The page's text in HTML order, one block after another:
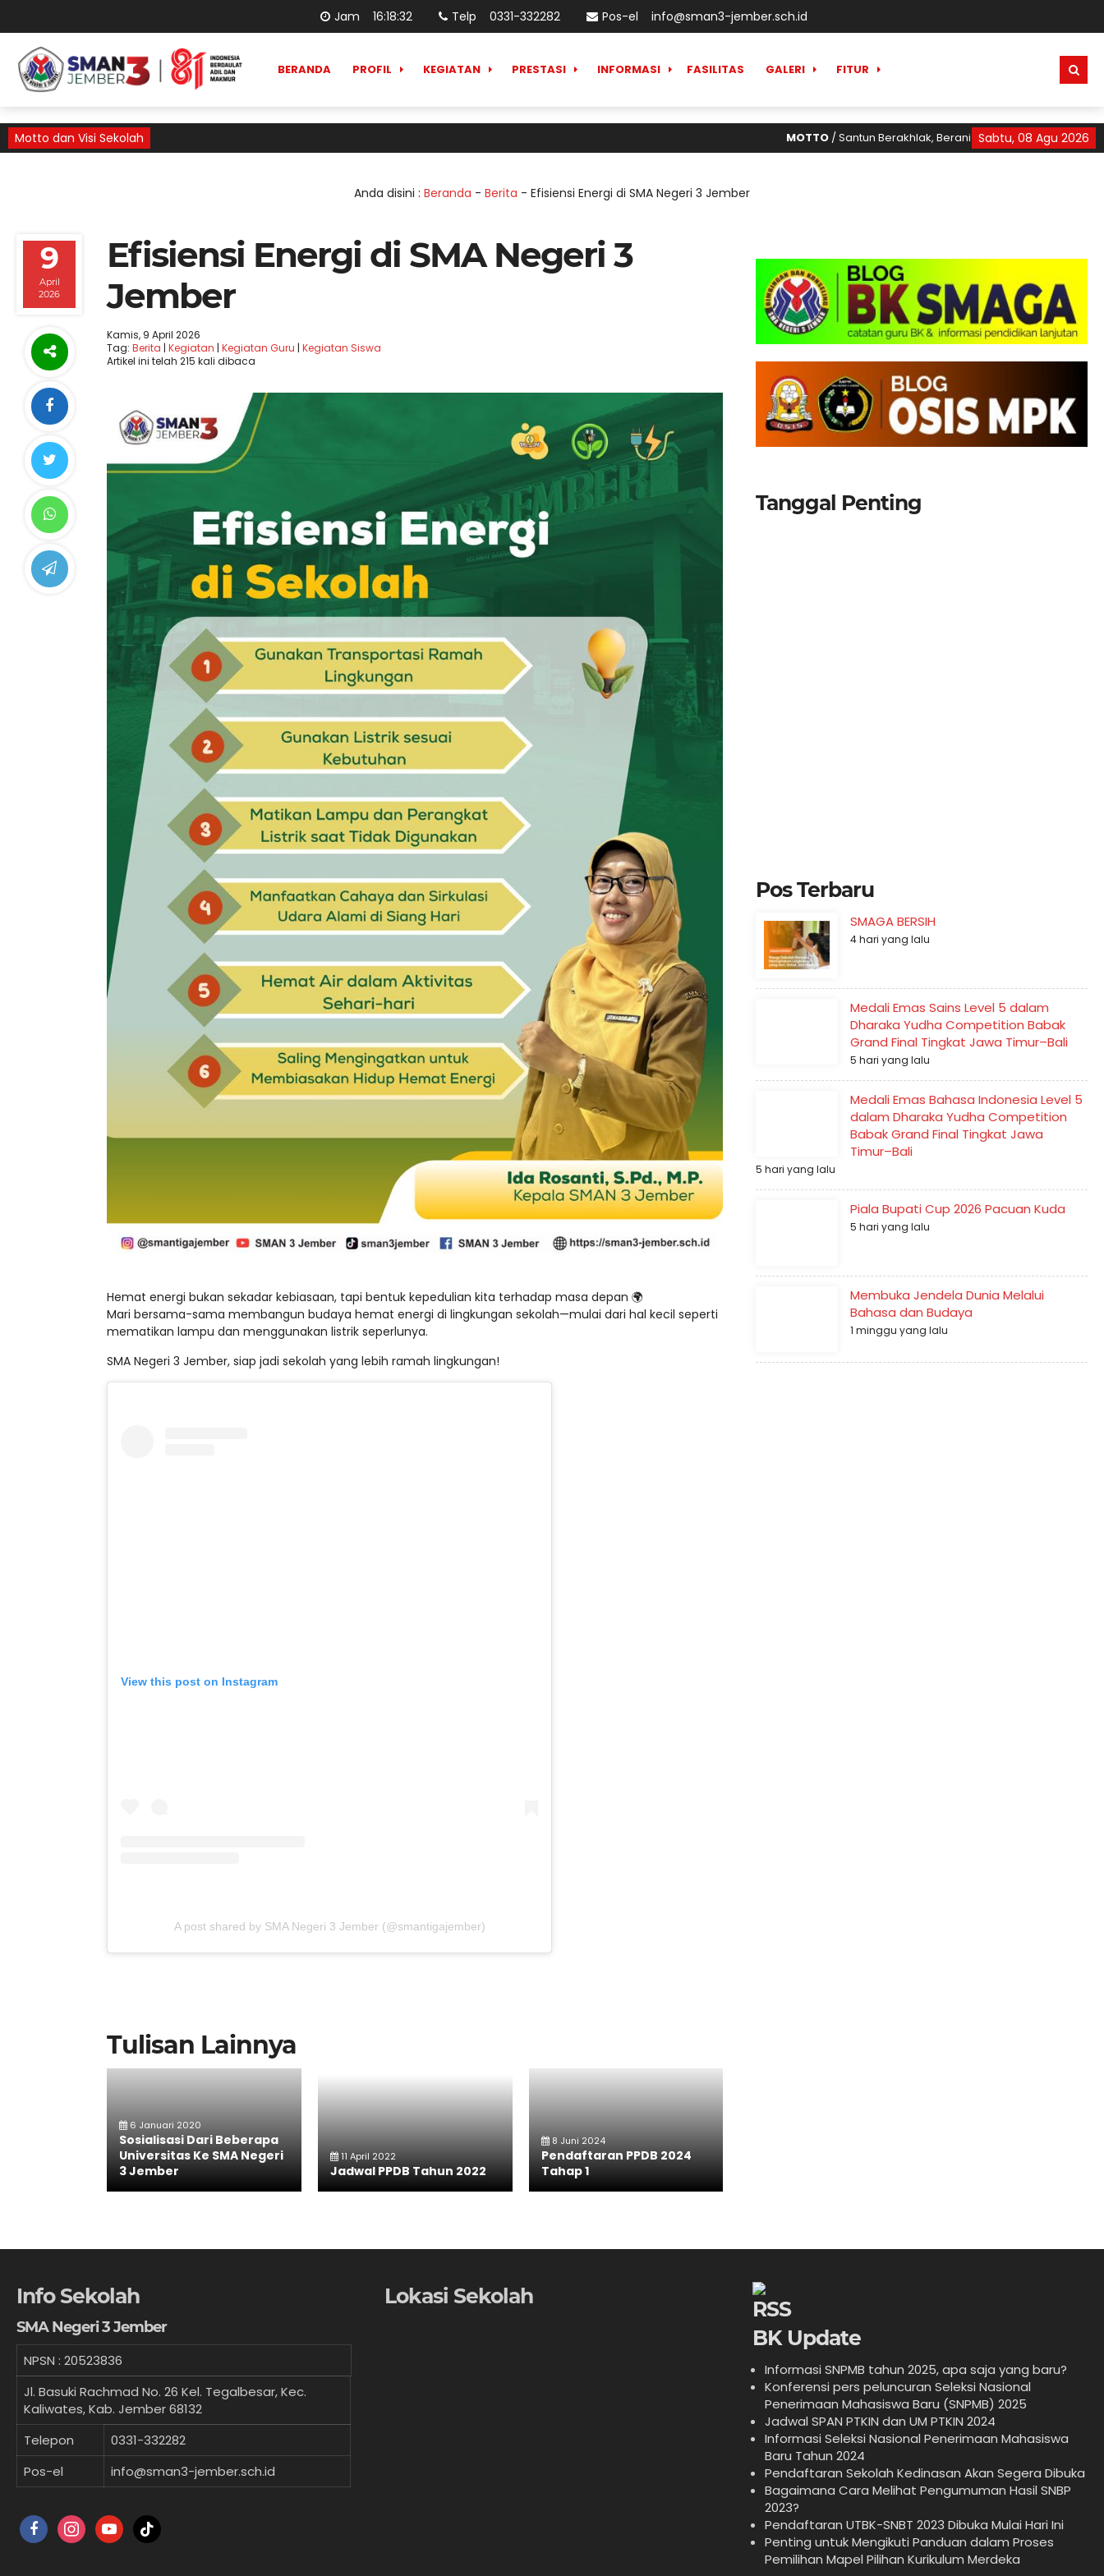
Jam 16:18:33 Telp 0331-332282 Pos-el info@sman3-jember.sch.id
BERANDA PROFIL KEGIATAN PRESTASI INFORMASI FASILITAS GALERI FITUR
Motto dan Visi Sekolah Sabtu, 08 Agu 2026
MOTTO/ Santun Berakhlak, Berani Bermimpi, Berani
Anda disini : Beranda - Berita - Efisiensi Energi di SMA Negeri 3 Jember
9
April
2026
Efisiensi Energi di SMA Negeri 3
Jember
Kamis, 9 April 2026
Tag: Berita | Kegiatan | Kegiatan Guru | Kegiatan Siswa
Artikel ini telah 215 kali dibaca
Hemat energi bukan sekadar kebiasaan, tapi bentuk kepedulian kita terhadap masa depan 🌍
Mari bersama-sama membangun budaya hemat energi di lingkungan sekolah—mulai dari hal kecil seperti
mematikan lampu dan menggunakan listrik seperlunya.
SMA Negeri 3 Jember, siap jadi sekolah yang lebih ramah lingkungan!
View this post on Instagram
A post shared by SMA Negeri 3 Jember (@smantigajember)
Tulisan Lainnya
6 Januari 2020
Sosialisasi Dari Beberapa
Universitas Ke SMA Negeri
3 Jember
11 April 2022
Jadwal PPDB Tahun 2022
8 Juni 2024
Pendaftaran PPDB 2024
Tahap 1
Tanggal Penting
Pos Terbaru
SMAGA BERSIH
4 hari yang lalu
Medali Emas Sains Level 5 dalam
Dharaka Yudha Competition Babak
Grand Final Tingkat Jawa Timur–Bali
5 hari yang lalu
Medali Emas Bahasa Indonesia Level 5
dalam Dharaka Yudha Competition
Babak Grand Final Tingkat Jawa
Timur–Bali
5 hari yang lalu
Piala Bupati Cup 2026 Pacuan Kuda
5 hari yang lalu
Membuka Jendela Dunia Melalui
Bahasa dan Budaya
1 minggu yang lalu
Info Sekolah
SMA Negeri 3 Jember
NPSN : 20523836
Jl. Basuki Rachmad No. 26 Kel. Tegalbesar, Kec.
Kaliwates, Kab. Jember 68132
Telepon
0331-332282
Pos-el
info@sman3-jember.sch.id
facebookinstagramyoutubetiktok
Lokasi Sekolah
BK Update
Informasi SNPMB tahun 2025, apa saja yang baru?
Konferensi pers peluncuran Seleksi Nasional
Penerimaan Mahasiswa Baru (SNPMB) 2025
Jadwal SPAN PTKIN dan UM PTKIN 2024
Informasi Seleksi Nasional Penerimaan Mahasiswa
Baru Tahun 2024
Pendaftaran Sekolah Kedinasan Akan Segera Dibuka
Bagaimana Cara Melihat Pengumuman Hasil SNBP
2023?
Pendaftaran UTBK-SNBT 2023 Dibuka Mulai Hari Ini
Penting untuk Mengikuti Panduan dalam Proses
Pemilihan Mapel Pilihan Kurikulum Merdeka